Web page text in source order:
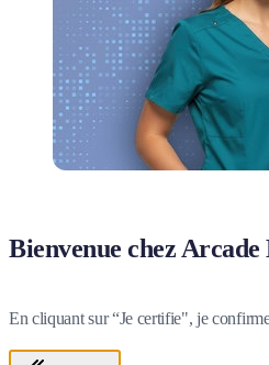
Bienvenue chez
En cliquant sur “Je certifie", je